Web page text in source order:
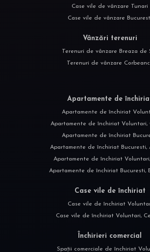
Case vile de vânzare Tunari
Case vile de vânzare
Vânzări terenuri
Terenuri de vânzare Breaza de
Terenuri de vânzare
Apartamente de
Apartamente de închiriat
Apartamente de închiriat Voluntari,
Apartamente de închiriat
Apartamente de închiriat Bucuresti,
Apartamente de închiriat
Apartamente de închiriat Bucuresti,
Case vile de închiriat
Case vile de închiriat
Case vile de închiriat Voluntari,
Închirieri comercial
Spații comerciale de închiriat